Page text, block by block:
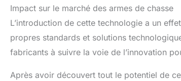
Impact sur le marché des armes de chasse
L’introduction de cette technologie a un
propres standards et solutions
fabricants à suivre la voie de l’innovation
Après avoir découvert tout le potentiel de